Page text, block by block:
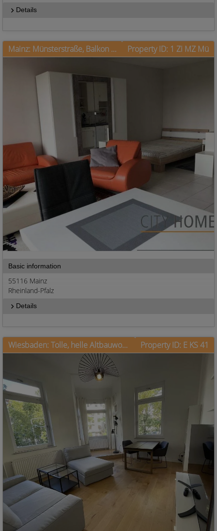
Details
Mainz: Münsterstraße, Balkon mit Panoramablick Property ID: 1 Zi MZ Mü
Basic information
55116 Mainz
Rheinland-Pfalz
Details
Wiesbaden: Tolle, helle Altbauwohnung nahe City Property ID: E KS 41